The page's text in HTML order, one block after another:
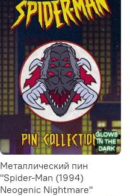
Металлический пин
"Spider-Man (1994)
Neogenic Nightmare"